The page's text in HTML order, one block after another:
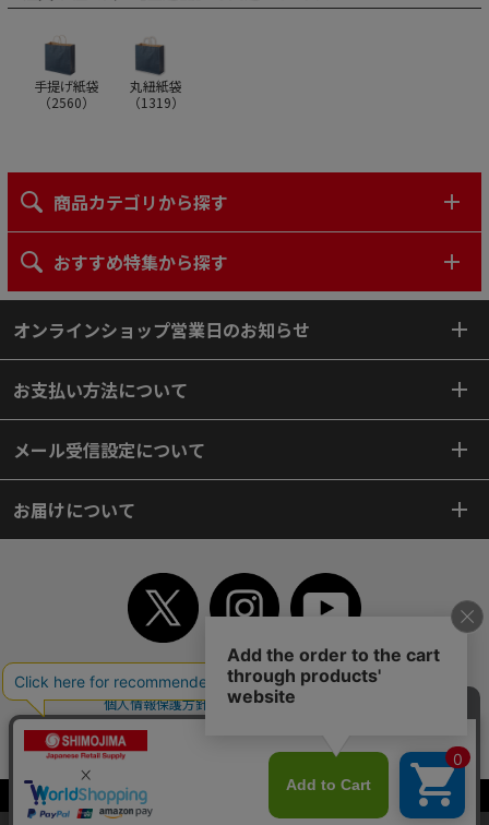
当サイトはクッキー（Cookie）を使用しています。Cookieの使用に同意いた
手提げ紙袋
（2560）
丸紐紙袋
（1319）
商品カテゴリから探す
おすすめ特集から探す
オンラインショップ営業日のお知らせ
お支払い方法について
メール受信設定について
お届けについて
TOP 初めてご利用のお客様へ ご利用案内
ご利用規約
個人情報保護方針
特定商取引法
よくあるご質問
お問い合わせ
サイトマップ
Copyright© 2018 SHIMOJIMA Co.,Ltd. All Rights Reserved.